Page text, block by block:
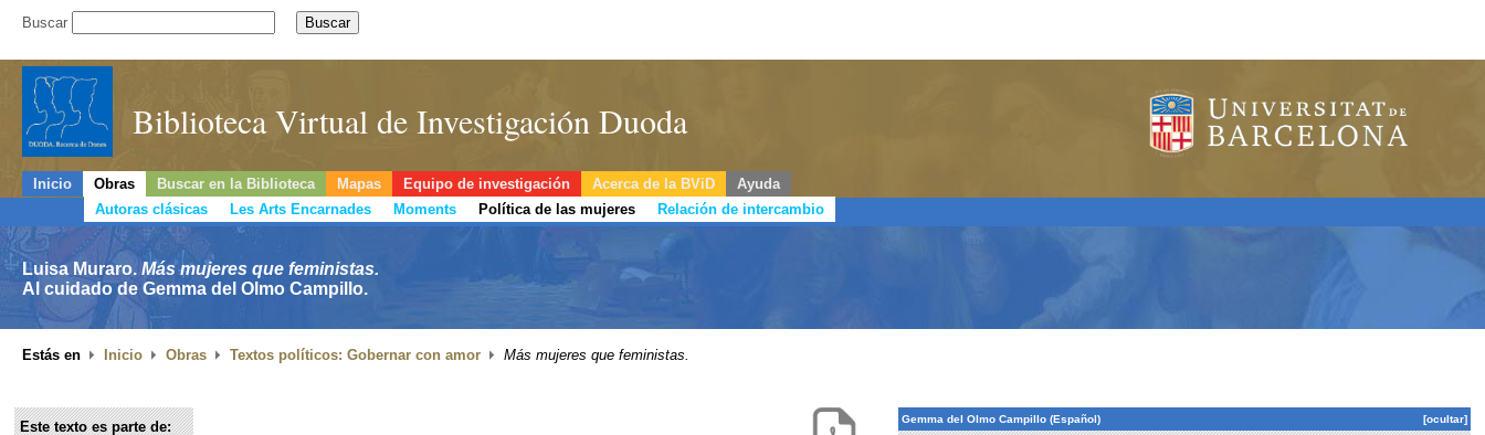
Buscar
Biblioteca Virtual de Investigación Duoda
Inicio Obras Buscar en la Biblioteca Mapas Equipo de investigación Acerca de la BViD
Ayuda
Autoras clásicas
Les Arts Encarnades Moments Política de las mujeres Relación de intercambio
Luisa Muraro. Más mujeres que feministas.
Al cuidado de Gemma del Olmo Campillo.
Estás en Inicio Obras Textos políticos: Gobernar con amor Más mujeres que feministas.
Este texto es parte de:
[ocultar]
Gemma del Olmo Campillo (Español)